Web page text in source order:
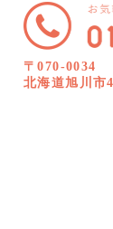
〒070-0034
北海道旭川市